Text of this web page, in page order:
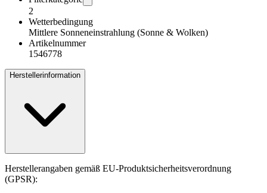
2
Wetterbedingung
Mittlere Sonneneinstrahlung (Sonne & Wolken)
Artikelnummer
1546778
Herstellerinformation
Herstellerangaben gemäß EU-Produktsicherheitsverordnung
(GPSR):